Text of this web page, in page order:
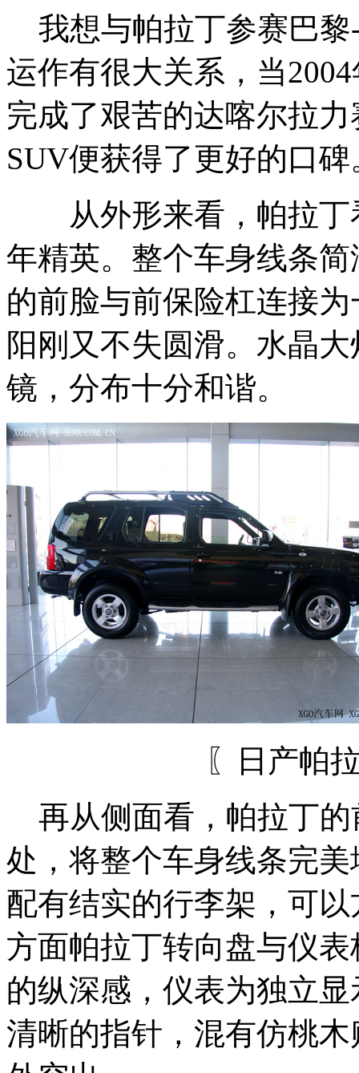
我想与帕拉丁参赛巴黎
运作有很大关系，当
完成了艰苦的达喀尔拉
SUV便获得了更好的口碑
从外形来看，帕拉丁
年精英。整个车身线条
的前脸与前保险杠连接
阳刚又不失圆滑。水晶
镜，分布十分和谐。
〖日产帕
再从侧面看，帕拉丁的
处，将整个车身线条完
配有结实的行李架，可
方面帕拉丁转向盘与仪
的纵深感，仪表为独立
清晰的指针，混有仿桃